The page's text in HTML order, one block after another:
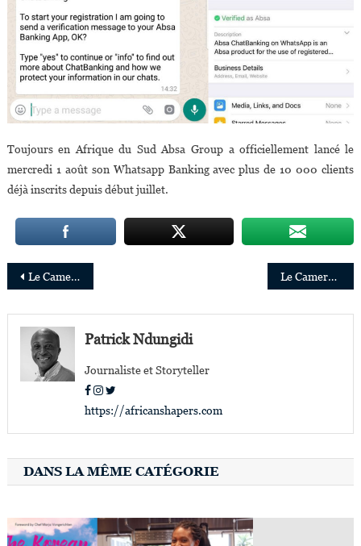
Toujours en Afrique du Sud Absa Group a officiellement lancé le
mercredi 1 août son Whatsapp Banking avec plus de 10 000 clients
déjà inscrits depuis début juillet.
Navigation
de
l’article
Le Camerounais Achille Mbembe, Premier Africain À Remporter Le «Gerda Henkel Prize». Le Camerounais Victor Kisob Nommé Sous-Secrétaire Général De L’ONU Et Directeur Exécutif Adjoint d’ONU-Habitat
Patrick Ndungidi
Journaliste et Storyteller
https://africanshapers.com
DANS LA MÊME CATÉGORIE